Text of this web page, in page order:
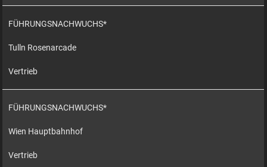
FÜHRUNGSNACHWUCHS*
Tulln Rosenarcade
Vertrieb
FÜHRUNGSNACHWUCHS*
Wien Hauptbahnhof
Vertrieb